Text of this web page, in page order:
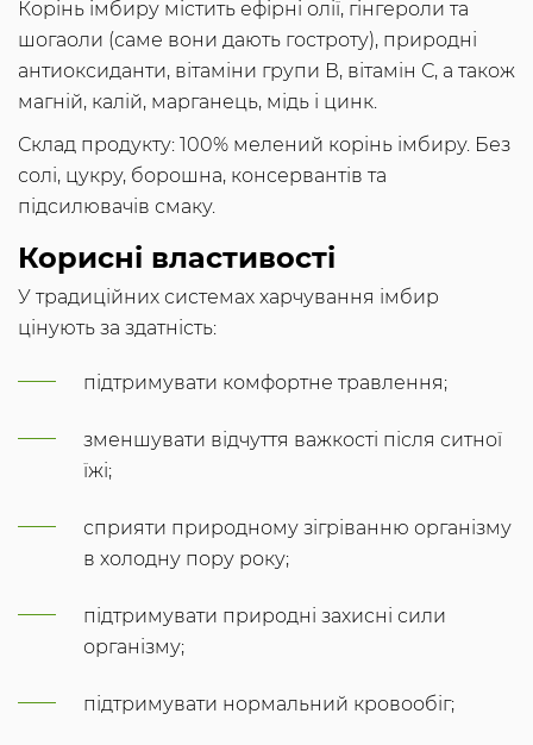
Корінь імбиру містить ефірні олії, гінгероли та
шогаоли (саме вони дають гостроту), природні
антиоксиданти, вітаміни групи В, вітамін С, а також
магній, калій, марганець, мідь і цинк.
Склад продукту: 100% мелений корінь імбиру. Без
солі, цукру, борошна, консервантів та
підсилювачів смаку.
Корисні властивості
У традиційних системах харчування імбир
цінують за здатність:
підтримувати комфортне травлення;
зменшувати відчуття важкості після ситної
їжі;
сприяти природному зігріванню організму
в холодну пору року;
підтримувати природні захисні сили
організму;
підтримувати нормальний кровообіг;